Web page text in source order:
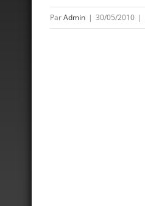
ParAdmin | 30/05/2010 |